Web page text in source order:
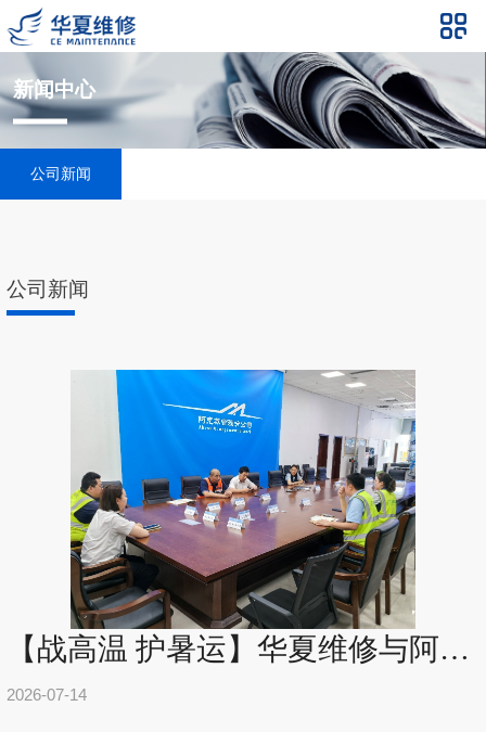
新闻中心
公司新闻
公司新闻
【战高温 护暑运】华夏维修与阿克苏机场联动应对高温运行
2026-07-14